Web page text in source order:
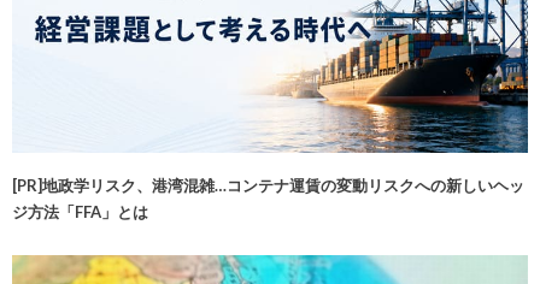
[PR]地政学リスク、港湾混雑…コンテナ運賃の変動リスクへの新しいヘッ
ジ方法「FFA」とは